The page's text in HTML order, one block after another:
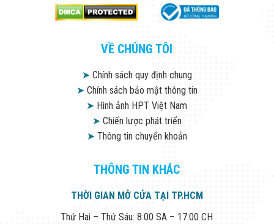
VỀ CHÚNG TÔI
➤Chính sách quy định chung
➤Chính sách bảo mật thông tin
➤ Hình ảnh HPT Việt Nam
➤Chiến lược phát triển
➤Thông tin chuyển khoản
THÔNG TIN KHÁC
THỜI GIAN MỞ CỬA TẠI TP.HCM
Thứ Hai – Thứ Sáu: 8:00 SA – 17:00 CH